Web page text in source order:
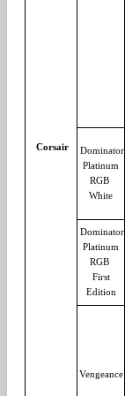
Corsair
Dominator
Platinum
RGB
White
Dominator
Platinum
RGB
First
Edition
Vengeance